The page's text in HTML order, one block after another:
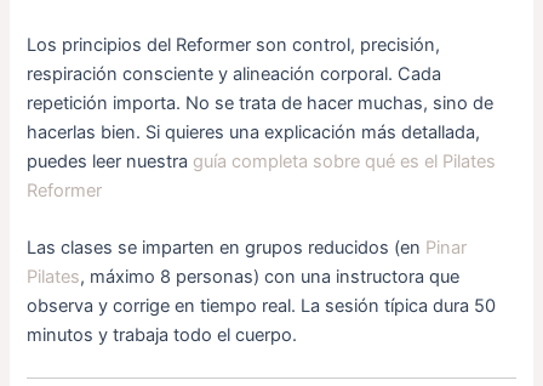
Los principios del Reformer son control, precisión,
respiración consciente y alineación corporal. Cada
repetición importa. No se trata de hacer muchas, sino de
hacerlas bien. Si quieres una explicación más detallada,
puedes leer nuestra guía completa sobre qué es el Pilates
Reformer
Las clases se imparten en grupos reducidos (en Pinar
Pilates, máximo 8 personas) con una instructora que
observa y corrige en tiempo real. La sesión típica dura 50
minutos y trabaja todo el cuerpo.